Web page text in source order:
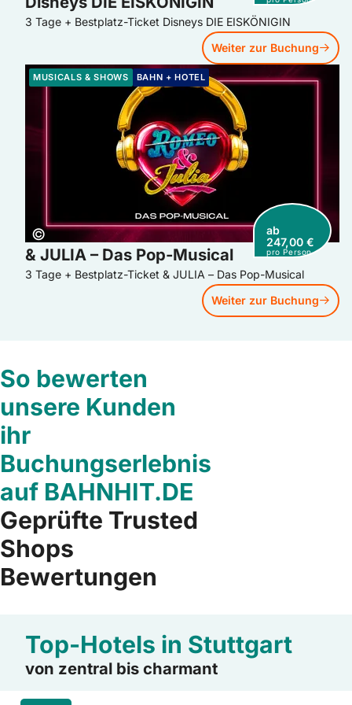
3 Tage + Bestplatz-Ticket Disneys DIE EISKÖNIGIN
Weiter zur Buchung
Copyright:
©
MUSICALS & SHOWS BAHN + HOTEL
ab
247,00 €
pro Person
& JULIA – Das Pop-Musical
3 Tage + Bestplatz-Ticket & JULIA – Das Pop-Musical
Weiter zur Buchung
Weiter zur Buchung: & JULIA – Das Pop-Musical
So bewerten
unsere Kunden
ihr
Buchungserlebnis
auf BAHNHIT.DE
Geprüfte Trusted
Shops
Bewertungen
Top-Hotels in Stuttgart
von zentral bis charmant